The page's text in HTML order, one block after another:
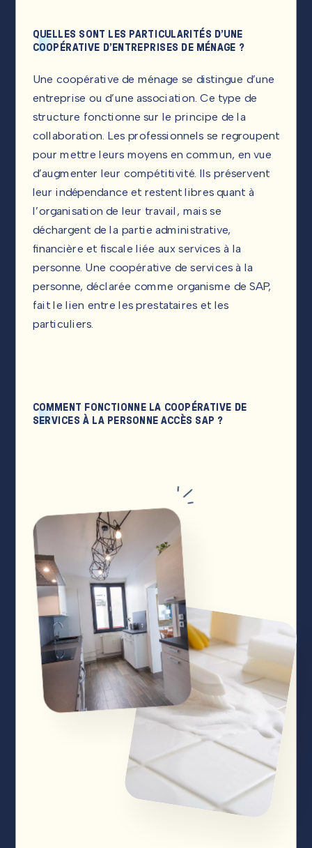
QUELLES SONT LES PARTICULARITÉS D’UNE
COOPÉRATIVE D’ENTREPRISES DE MÉNAGE ?
Une coopérative de ménage se distingue d’une
entreprise ou d’une association. Ce type de
structure fonctionne sur le principe de la
collaboration. Les professionnels se regroupent
pour mettre leurs moyens en commun, en vue
d’augmenter leur compétitivité. Ils préservent
leur indépendance et restent libres quant à
l’organisation de leur travail, mais se
déchargent de la partie administrative,
financière et fiscale liée aux services à la
personne. Une coopérative de services à la
personne, déclarée comme organisme de SAP,
fait le lien entre les prestataires et les
particuliers.
COMMENT FONCTIONNE LA COOPÉRATIVE DE
SERVICES À LA PERSONNE ACCÈS SAP ?